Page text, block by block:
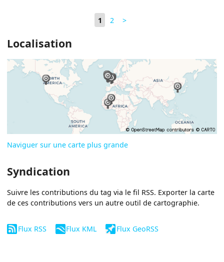
1 2 >
Localisation
Naviguer sur une carte plus grande
Syndication
Suivre les contributions du tag via le fil RSS. Exporter la carte
de ces contributions vers un autre outil de cartographie.
Flux RSS Flux KML Flux GeoRSS